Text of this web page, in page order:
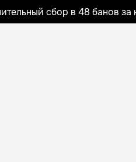
сбор в 48 банов за